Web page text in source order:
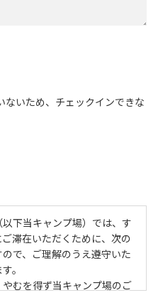
ないため、チェックインできな
下当キャンプ場）では、す
滞在いただくために、次の
で、ご理解のうえ遵守いた
。
むを得ず当キャンプ場のご